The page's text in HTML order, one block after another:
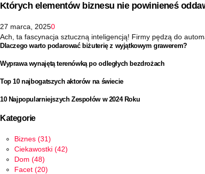
Których elementów biznesu nie powinieneś
27 marca, 20250
Ach, ta fascynacja sztuczną inteligencją! Firmy pędzą do
Dlaczego warto podarować biżuterię z wyjątkowym grawerem?
Wyprawa wynajętą terenówką po odległych bezdrożach
Top 10 najbogatszych aktorów na świecie
10 Najpopularniejszych Zespołów w 2024 Roku
Kategorie
Biznes (31)
Ciekawostki (42)
Dom (48)
Facet (20)